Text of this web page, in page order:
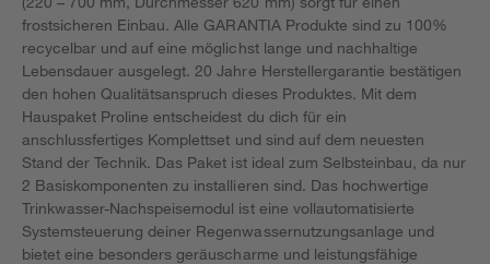
frostsicheren Einbau. Alle GARANTIA Produkte sind zu 100%
recycelbar und auf eine möglichst lange und nachhaltige
Lebensdauer ausgelegt. 20 Jahre Herstellergarantie bestätigen
den hohen Qualitätsanspruch dieses Produktes. Mit dem
Hauspaket Proline entscheidest du dich für ein
anschlussfertiges Komplettset und sind auf dem neuesten
Stand der Technik. Das Paket ist ideal zum Selbsteinbau, da nur
2 Basiskomponenten zu installieren sind. Das hochwertige
Trinkwasser-Nachspeisemodul ist eine vollautomatisierte
Systemsteuerung deiner Regenwassernutzungsanlage und
bietet eine besonders geräuscharme und leistungsfähige